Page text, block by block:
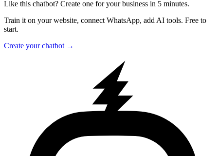
Like this chatbot? Create one for your business in 5 minutes.
Train it on your website, connect WhatsApp, add AI tools. Free to
start.
Create your chatbot →